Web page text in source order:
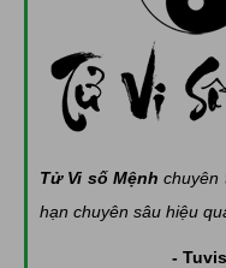
Tử Vi số Mệnh chuyên
hạn chuyên sâu hiệu
-